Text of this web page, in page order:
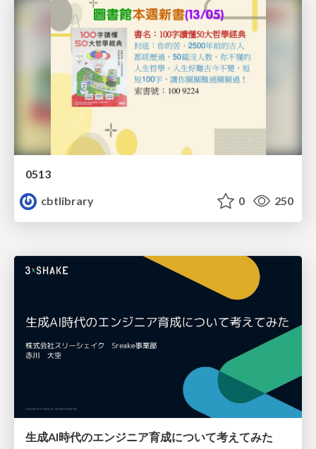
0513
cbtlibrary
0 250
生成AI時代のエンジニア育成について考えてみた